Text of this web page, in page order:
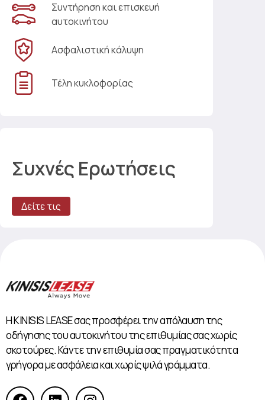
Συντήρηση και επισκευή
αυτοκινήτου
Ασφαλιστική κάλυψη
Τέλη κυκλοφορίας
Συχνές Ερωτήσεις
Δείτε τις
Η KINISIS LEASE σας προσφέρει την απόλαυση της
οδήγησης του αυτοκινήτου της επιθυμίας σας χωρίς
σκοτούρες. Κάντε την επιθυμία σας πραγματικότητα
γρήγορα με ασφάλεια και χωρίς ψιλά γράμματα.